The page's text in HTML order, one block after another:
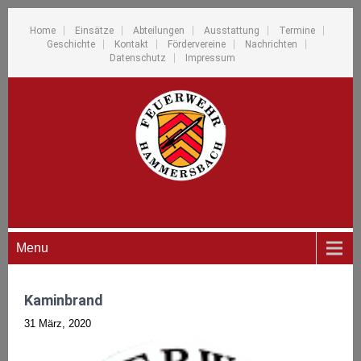
Home Einsätze Abteilungen Ausstattung
Termine
Geschichte
Kontakt Fördervereine
Nachrichten
Datenschutz
Impressum
Menu
Kaminbrand
31 März, 2020